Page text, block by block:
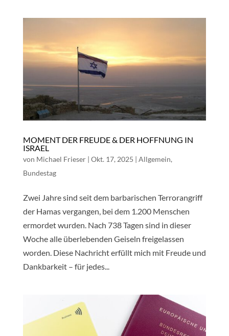
MOMENT DER FREUDE & DER HOFFNUNG IN
ISRAEL
von Michael Frieser| Okt. 17, 2025 | Allgemein,
Bundestag
Zwei Jahre sind seit dem barbarischen Terrorangriff
der Hamas vergangen, bei dem 1.200 Menschen
ermordet wurden. Nach 738 Tagen sind in dieser
Woche alle überlebenden Geiseln freigelassen
worden. Diese Nachricht erfüllt mich mit Freude und
Dankbarkeit – für jedes...